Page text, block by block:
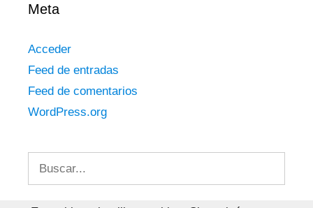
Meta
Acceder
Feed de entradas
Feed de comentarios
WordPress.org